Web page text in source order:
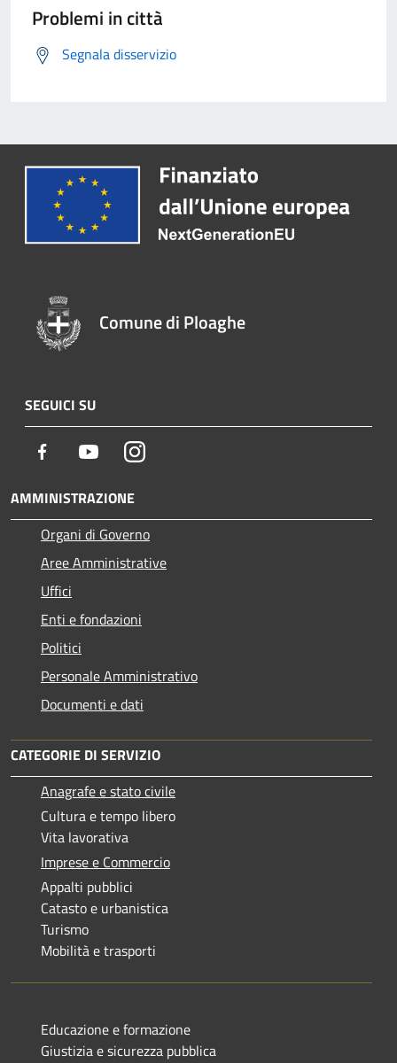
Problemi in città
Segnala disservizio
Comune di Ploaghe
SEGUICI SU
Facebook YoutubeInstagram
AMMINISTRAZIONE
Organi di Governo
Aree Amministrative
Uffici
Enti e fondazioni
Politici
Personale Amministrativo
Documenti e dati
CATEGORIE DI SERVIZIO
Anagrafe e stato civile
Cultura e tempo libero
Vita lavorativa
Imprese e Commercio
Appalti pubblici
Catasto e urbanistica
Turismo
Mobilità e trasporti
Educazione e formazione
Giustizia e sicurezza pubblica